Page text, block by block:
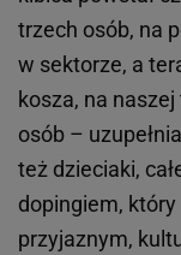
trzech osób, na
w sektorze, a
kosza, na
osób –
też dzieciaki,
dopingiem,
przyjaznym,